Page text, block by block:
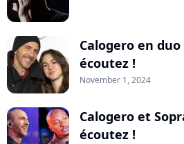
Calogero en
écoutez !
November 1, 2024
Calogero et
écoutez !